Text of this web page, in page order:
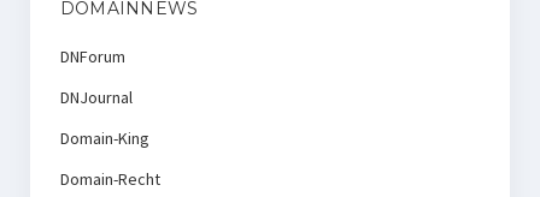
DOMAINNEWS
DNForum
DNJournal
Domain-King
Domain-Recht